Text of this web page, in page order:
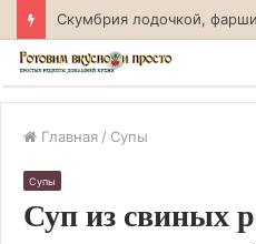
Главная / Супы
Супы
Суп из свиных